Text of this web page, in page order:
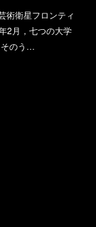
術衛星フロンティ
2月，七つの大学
そのう…